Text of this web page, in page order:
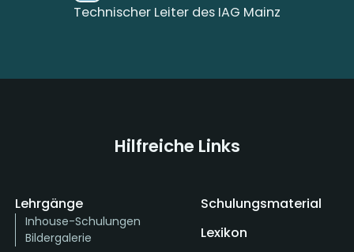
Technischer Leiter des IAG Mainz
Hilfreiche Links
Lehrgänge
Inhouse-Schulungen
Bildergalerie
Schulungsmaterial
Lexikon